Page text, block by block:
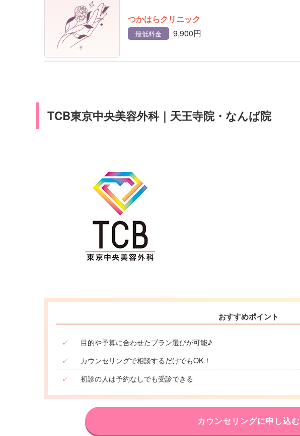
つかはらクリニック
最低料金 9,900円
TCB東京中央美容外科｜天王寺院・なんば院
おすすめポイント
✓
目的や予算に合わせたプラン選びが可能♪
✓
カウンセリングで相談するだけでもOK！
✓
初診の人は予約なしでも受診できる
カウンセリングに申し込む